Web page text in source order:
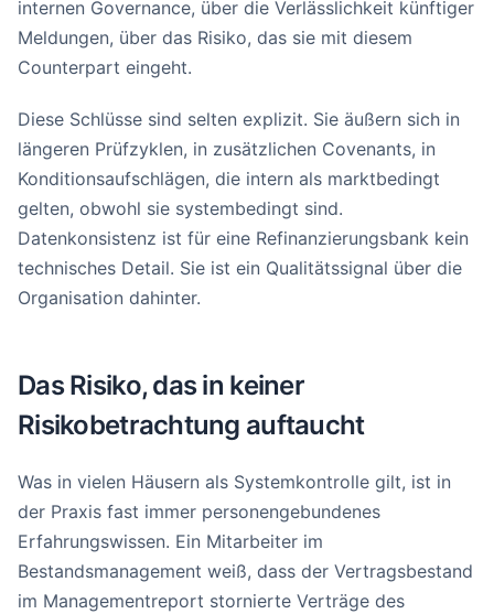
internen Governance, über die Verlässlichkeit künftiger
Meldungen, über das Risiko, das sie mit diesem
Counterpart eingeht.
Diese Schlüsse sind selten explizit. Sie äußern sich in
längeren Prüfzyklen, in zusätzlichen Covenants, in
Konditionsaufschlägen, die intern als marktbedingt
gelten, obwohl sie systembedingt sind.
Datenkonsistenz ist für eine Refinanzierungsbank kein
technisches Detail. Sie ist ein Qualitätssignal über die
Organisation dahinter.
Das Risiko, das in keiner
Risikobetrachtung auftaucht
Was in vielen Häusern als Systemkontrolle gilt, ist in
der Praxis fast immer personengebundenes
Erfahrungswissen. Ein Mitarbeiter im
Bestandsmanagement weiß, dass der Vertragsbestand
im Managementreport stornierte Verträge des